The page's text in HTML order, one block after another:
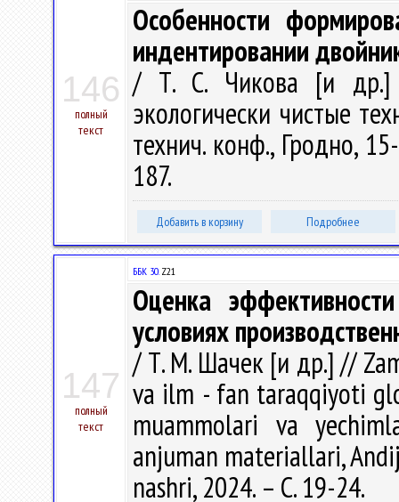
146
полный
текст
Особенности
индентировании
/ Т. С. Чикова [и др.]
экологически чистые
технич. конф., Гродно,
187.
Добавить в корзину Подробнее
147
полный
текст
ББК 30.Z21
Оценка
условиях
/ Т. М. Шачек [и др.] //
va ilm - fan taraqqiyoti
muammolari va
anjuman materiallari,
nashri, 2024. – С. 19-24.